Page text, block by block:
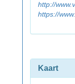
http://
https://
Kaart